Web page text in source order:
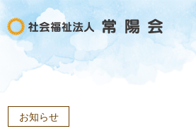
お知らせ